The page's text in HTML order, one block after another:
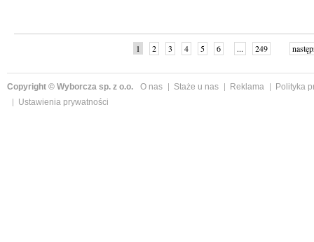
1 2 3 4 5 6 ... 249
Copyright © Wyborcza sp. z o.o. O nas Staże u nas Reklama
Polityka
Ustawienia prywatności